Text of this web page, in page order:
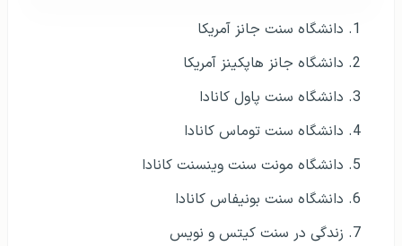
دانشگاه سنت جانز آمریکا
دانشگاه جانز هاپکینز آمریکا
دانشگاه سنت پاول کانادا
دانشگاه سنت توماس کانادا
دانشگاه مونت سنت وینسنت کانادا
دانشگاه سنت بونیفاس کانادا
زندگی در سنت کیتس و نویس